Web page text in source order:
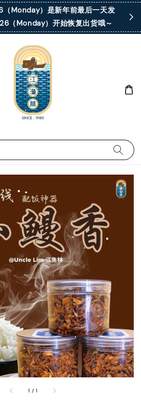
Monday）是新年前最后一天发
（Monday）开始恢复出货哦～
1 /1